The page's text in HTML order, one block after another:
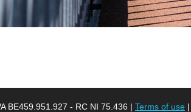
BE459.951.927 - RC NI 75.436 | Terms of use